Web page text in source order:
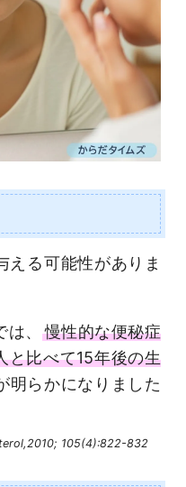
える可能性がありま
、
慢性的な便秘症
と比べて15年後の生
明らかになりました
105(4):822-832